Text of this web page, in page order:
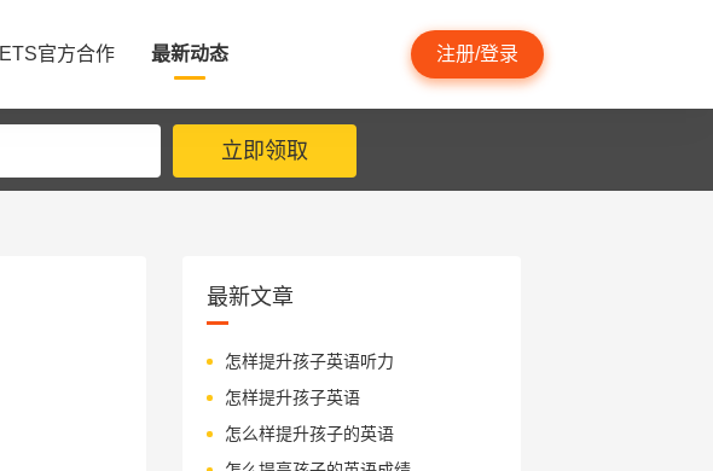
ETS官方合作 最新动态 注册/登录
立即领取
最新文章
怎样提升孩子英语听力
怎样提升孩子英语
怎么样提升孩子的英语